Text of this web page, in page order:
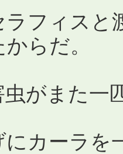
フィスと
らだ。
がまた
カーラを